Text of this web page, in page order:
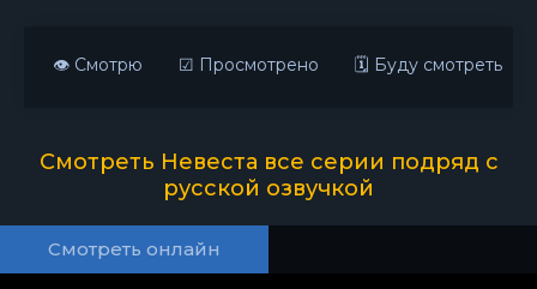
👁 Смотрю ☑ Просмотрено 🗓 Буду смотреть
Смотреть Невеста все серии подряд с
русской озвучкой
Смотреть онлайн